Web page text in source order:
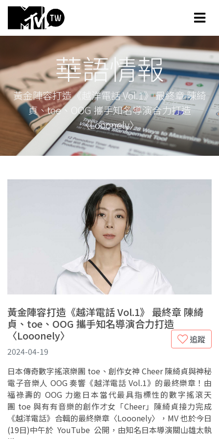
華語情報
黃金陣容打造《越洋電話 Vol.1》 最終章 陳綺
貞、toe、OOG 攜手知名導演合力打造
〈Looonely〉
黃金陣容打造《越洋電話 Vol.1》 最終章 陳綺
貞、toe、OOG 攜手知名導演合力打造
〈Looonely〉
追蹤
2024-04-19
日本傳奇數字搖滾樂團 toe、創作女神 Cheer 陳綺貞與神秘
電子音樂人 OOG 奏響《越洋電話 Vol.1》的最終樂章！由
福祿壽的 OOG 力邀日本當代最具指標性的數字搖滾天
團 toe 與有有音樂的創作才女「Cheer」陳綺貞接力完成
《越洋電話》合輯的最終樂章〈Looonely〉，MV 也於今日
(19日)中午於 YouTube 公開，由知名日本導演關山雄太執